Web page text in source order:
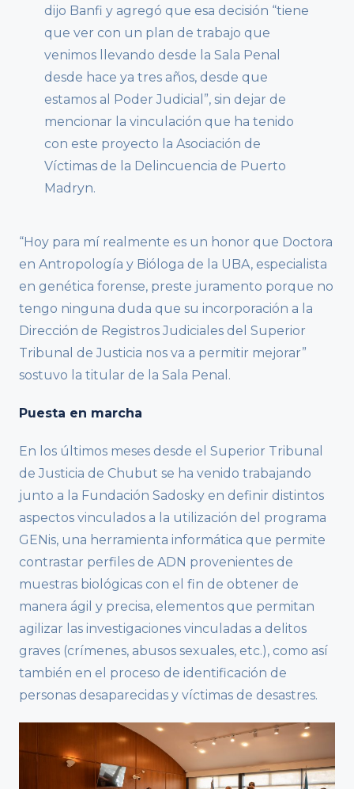
dijo Banfi y agregó que esa decisión “tiene
que ver con un plan de trabajo que
venimos llevando desde la Sala Penal
desde hace ya tres años, desde que
estamos al Poder Judicial”, sin dejar de
mencionar la vinculación que ha tenido
con este proyecto la Asociación de
Víctimas de la Delincuencia de Puerto
Madryn.
“Hoy para mí realmente es un honor que Doctora
en Antropología y Bióloga de la UBA, especialista
en genética forense, preste juramento porque no
tengo ninguna duda que su incorporación a la
Dirección de Registros Judiciales del Superior
Tribunal de Justicia nos va a permitir mejorar”
sostuvo la titular de la Sala Penal.
Puesta en marcha
En los últimos meses desde el Superior Tribunal
de Justicia de Chubut se ha venido trabajando
junto a la Fundación Sadosky en definir distintos
aspectos vinculados a la utilización del programa
GENis, una herramienta informática que permite
contrastar perfiles de ADN provenientes de
muestras biológicas con el fin de obtener de
manera ágil y precisa, elementos que permitan
agilizar las investigaciones vinculadas a delitos
graves (crímenes, abusos sexuales, etc.), como así
también en el proceso de identificación de
personas desaparecidas y víctimas de desastres.